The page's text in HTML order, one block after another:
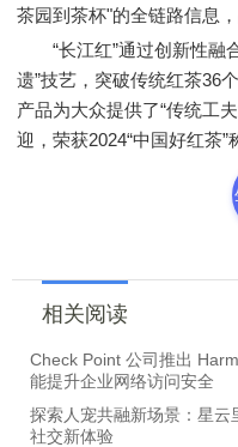
茶园到茶杯"的全链路信息
“长江红”通过创新性融合
遗”技艺，突破传统红茶36
产品为大众提供了“传统工
迎，荣获2024“中国好红茶”
相关阅读
Check Point 公司推出
能提升企业网络访问安全
探索人宠共融新场景：星云
社交新体验